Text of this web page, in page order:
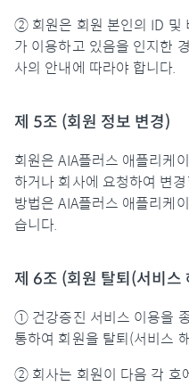
② 회원은 회원 본인의 ID 및
가 이용하고 있음을 인지한
사의 안내에 따라야 합니다.
제 5조 (회원 정보 변경)
회원은 AIA플러스 애플리케
하거나 회사에 요청하여 변
방법은 AIA플러스 애플리케
습니다.
제 6조 (회원 탈퇴(서비스
① 건강증진 서비스 이용을
통하여 회원을 탈퇴(서비스
② 회사는 회원이 다음 각 호